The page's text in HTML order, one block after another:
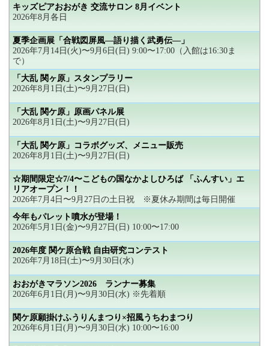
キッズピアおおがき 交流サロン 8月イベント
2026年8月各日
夏季企画展「合戦図屏風―語り描く武勇伝―」
2026年7月14日(火)〜9月6日(日) 9:00〜17:00（入館は16:30ま
で）
「大乱 関ヶ原」スタンプラリー
2026年8月1日(土)〜9月27日(日)
「大乱 関ケ原」原画パネル展
2026年8月1日(土)〜9月27日(日)
「大乱 関ケ原」コラボグッズ、メニュー販売
2026年8月1日(土)〜9月27日(日)
☆期間限定☆7/4〜こどもの国なかよしひろば 「ふんすい」エ
リアオープン！！
2026年7月4日〜9月27日の土日祝 ※夏休み期間は毎日開催
今年もパレット噴水が登場！
2026年5月1日(金)〜9月27日(日) 10:00〜17:00
2026年度 関ケ原合戦 自由研究コンテスト
2026年7月18日(土)〜9月30日(水)
おおがきマラソン2026 ランナー募集
2026年6月1日(月)〜9月30日(水) ※先着順
関ケ原願掛けふうりんまつり×招風うちわまつり
2026年6月1日(月)〜9月30日(水) 10:00〜16:00